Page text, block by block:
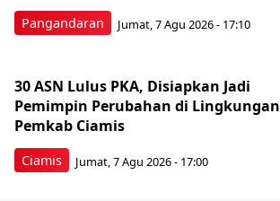
Pangandaran Jumat, 7 Agu 2026 - 17:10
Ciamis
30 ASN Lulus PKA, Disiapkan Jadi
Pemimpin Perubahan di Lingkungan
Pemkab Ciamis
Jumat, 7 Agu 2026 - 17:00